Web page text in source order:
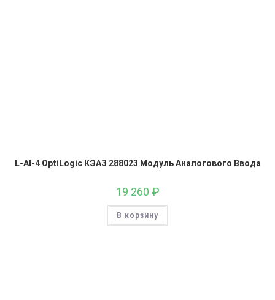
L-AI-4 OptiLogic КЭАЗ 288023 Модуль Аналогового Ввода
19 260 ₽
В корзину